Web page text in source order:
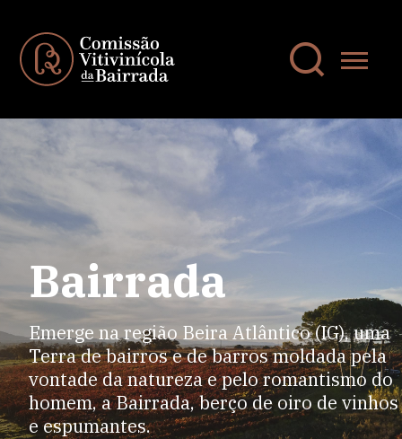
Bairrada
Emerge na região Beira Atlântico (IG), uma
Terra de bairros e de barros moldada pela
vontade da natureza e pelo romantismo do
homem, a Bairrada, berço de oiro de vinhos
e espumantes.